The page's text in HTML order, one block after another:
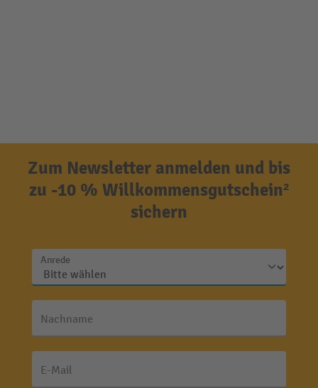
Zum Newsletter anmelden und bis
zu -10 % Willkommensgutschein²
sichern
Anrede
Nachname
E-Mail